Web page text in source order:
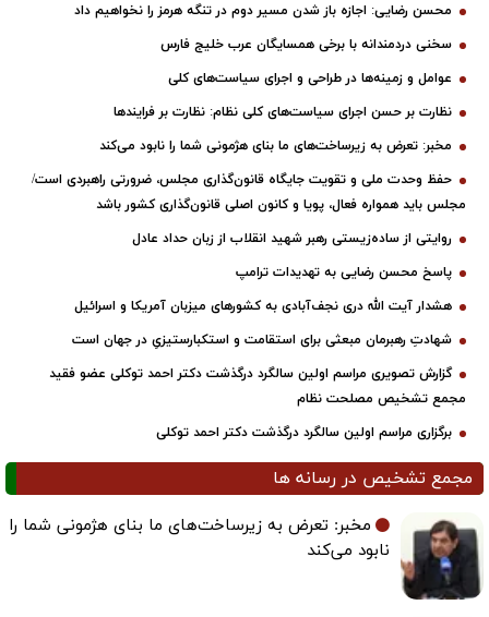
محسن رضایی: اجازه باز شدن مسیر دوم در تنگه هرمز را نخواهیم داد
سخنی دردمندانه با برخی همسایگان عرب خلیج فارس
عوامل و زمینه‌ها در طراحی و اجرای سیاست‌های کلی
نظارت بر حسن اجرای سیاست‌های کلی نظام: نظارت بر فرایندها
مخبر: تعرض به زیرساخت‌های ما بنای هژمونی شما را نابود می‌کند
حفظ وحدت ملی و تقویت جایگاه قانون‌گذاری مجلس، ضرورتی راهبردی است/
مجلس باید همواره فعال، پویا و کانون اصلی قانون‌گذاری کشور باشد
روایتی از ساده‌زیستی رهبر شهید انقلاب از زبان حداد عادل
پاسخ محسن رضایی به تهدیدات ترامپ
هشدار آیت الله دری نجف‌آبادی به کشورهای میزبان آمریکا و اسرائیل
شهادتِ رهبرمان مبعثی برای استقامت و استکبارستیزیِ در جهان است
گزارش تصویری مراسم اولین سالگرد درگذشت دکتر احمد توکلی عضو فقید
مجمع تشخیص مصلحت نظام
برگزاری مراسم اولین سالگرد درگذشت دکتر احمد توکلی
مجمع تشخیص در رسانه ها
مخبر: تعرض به زیرساخت‌های ما بنای هژمونی شما را
نابود می‌کند